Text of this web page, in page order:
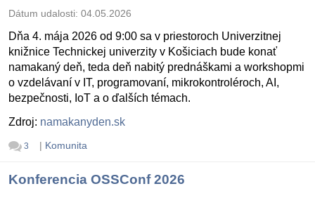
Dátum udalosti: 04.05.2026
Dňa 4. mája 2026 od 9:00 sa v priestoroch Univerzitnej
knižnice Technickej univerzity v Košiciach bude konať
namakaný deň, teda deň nabitý prednáškami a workshopmi
o vzdelávaní v IT, programovaní, mikrokontroléroch, AI,
bezpečnosti, IoT a o ďalších témach.
Zdroj: namakanyden.sk
3 | Komunita
Konferencia OSSConf 2026